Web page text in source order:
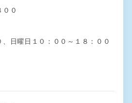
００
、日曜日１０：００～１８：００